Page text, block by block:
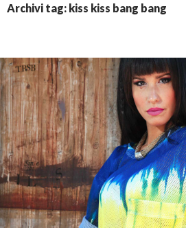
Archivi tag: kiss kiss bang bang